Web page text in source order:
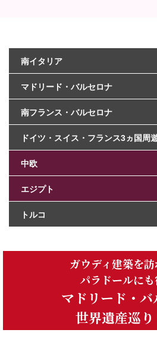
南イタリア
マドリード・ バルセロナ
南フランス・ バルセロナ
ドイツ・スイス・フランス3ヵ国周
中欧
エジプト
トルコ
ガウディ建築を
パラドールにも
マドリード・
世界遺産巡